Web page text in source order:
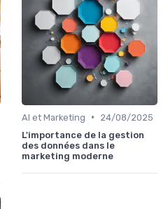
AI et Marketing •
24/08/2025
L'importance de la gestion
des données dans le
marketing moderne